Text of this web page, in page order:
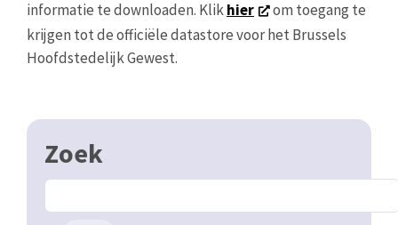
informatie te downloaden. Klikhier
om toegang te
krijgen tot de officiële datastore voor het Brussels
Hoofdstedelijk Gewest.
Zoek